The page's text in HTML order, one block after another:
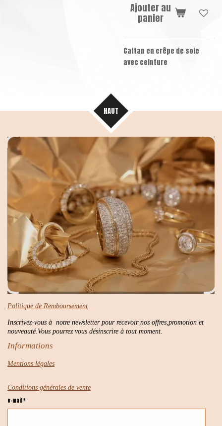
Ajouter au
panier
Caftan en crêpe de soie
avec ceinture
HAUT
Politique de Remboursement
Inscrivez-vous à notre newsletter pour recevoir nos offres,promotion et
nouveauté.Vous pourrez vous désinscrire à tout moment.
Informations
Mentions légales
Conditions générales de vente
e-mail *